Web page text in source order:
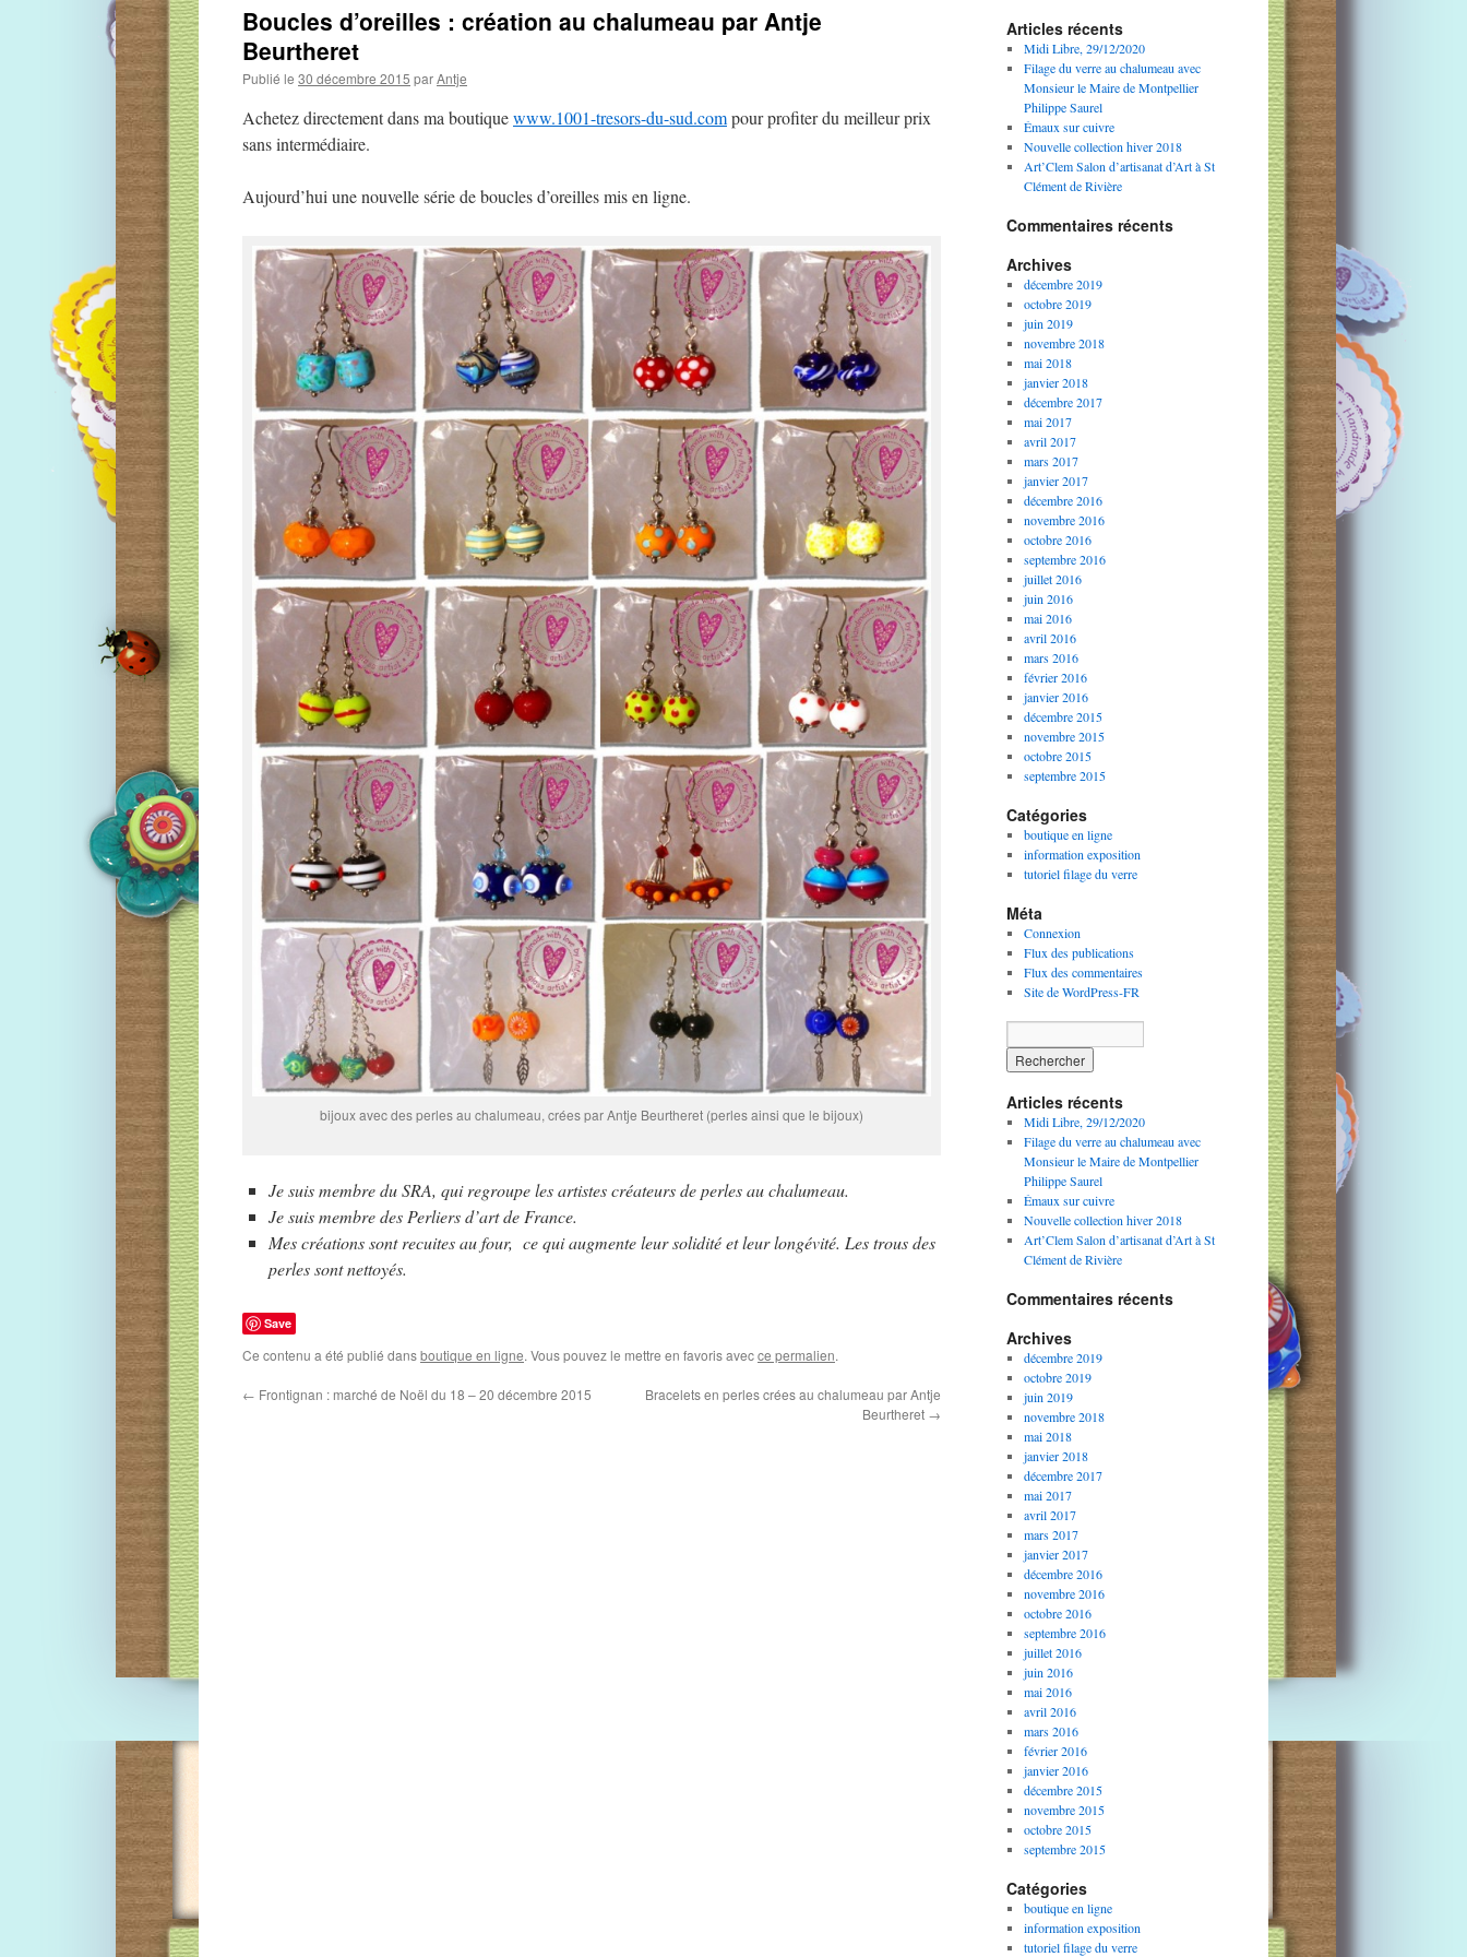
Boucles d’oreilles : création au chalumeau par Antje
Beurtheret
Publié le 30 décembre 2015 parAntje
Achetez directement dans ma boutiquewww.1001-tresors-du-sud.compour profiter du meilleur prix
sans intermédiaire.
Aujourd’hui une nouvelle série de boucles d’oreilles mis en ligne.
bijoux avec des perles au chalumeau, crées par Antje Beurtheret (perles ainsi que le bijoux)
Je suis membre du SRA, qui regroupe les artistes créateurs de perles au chalumeau.
Je suis membre des Perliers d’art de France.
Mes créations sont recuites au four, ce qui augmente leur solidité et leur longévité. Les trous des
perles sont nettoyés.
Save
Ce contenu a été publié dansboutique en ligne. Vous pouvez le mettre en favoris avecce permalien.
← Frontignan : marché de Noël du 18 – 20 décembre 2015
Bracelets en perles crées au chalumeau par Antje
Beurtheret →
Articles récents
Midi Libre, 29/12/2020
Filage du verre au chalumeau avec
Monsieur le Maire de Montpellier
Philippe Saurel
Émaux sur cuivre
Nouvelle collection hiver 2018
Art’Clem Salon d’artisanat d’Art à St
Clément de Rivière
Commentaires récents
Archives
décembre 2019
octobre 2019
juin 2019
novembre 2018
mai 2018
janvier 2018
décembre 2017
mai 2017
avril 2017
mars 2017
janvier 2017
décembre 2016
novembre 2016
octobre 2016
septembre 2016
juillet 2016
juin 2016
mai 2016
avril 2016
mars 2016
février 2016
janvier 2016
décembre 2015
novembre 2015
octobre 2015
septembre 2015
Catégories
boutique en ligne
information exposition
tutoriel filage du verre
Méta
Connexion
Flux des publications
Flux des commentaires
Site de WordPress-FR
Articles récents
Midi Libre, 29/12/2020
Filage du verre au chalumeau avec
Monsieur le Maire de Montpellier
Philippe Saurel
Émaux sur cuivre
Nouvelle collection hiver 2018
Art’Clem Salon d’artisanat d’Art à St
Clément de Rivière
Commentaires récents
Archives
décembre 2019
octobre 2019
juin 2019
novembre 2018
mai 2018
janvier 2018
décembre 2017
mai 2017
avril 2017
mars 2017
janvier 2017
décembre 2016
novembre 2016
octobre 2016
septembre 2016
juillet 2016
juin 2016
mai 2016
avril 2016
mars 2016
février 2016
janvier 2016
décembre 2015
novembre 2015
octobre 2015
septembre 2015
Catégories
boutique en ligne
information exposition
tutoriel filage du verre